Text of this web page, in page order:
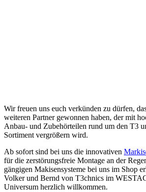
Wir freuen uns euch verkünden zu dürfen,
weiteren Partner gewonnen haben, der mit
Anbau- und Zubehörteilen rund um den T3
Sortiment vergrößern wird.
Ab sofort sind bei uns die innovativen
für die zerstörungsfreie Montage an der
gängigen Makisensysteme bei uns im Shop
Volker und Bernd von T3chnics im
Universum herzlich willkommen.